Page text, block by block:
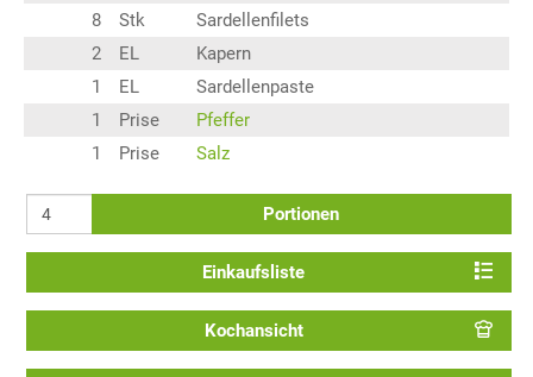
8
Stk
Sardellenfilets
2
EL
Kapern
1
EL
Sardellenpaste
1
Prise
Pfeffer
1
Prise Salz
Portionen
Einkaufsliste
Kochansicht